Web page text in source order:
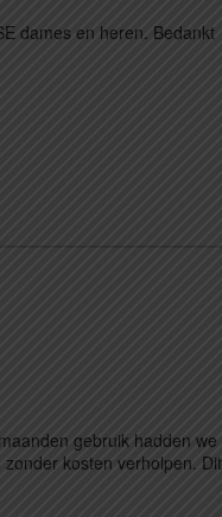
dames en heren. Bedankt
gebruik hadden we
kosten verholpen. Dit